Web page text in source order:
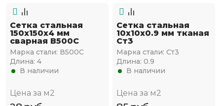
Сетка стальная
150х150х4 мм
сварная В500С
Марка стали: В500С
Длина: 4
В наличии
Цена за м2
Сетка стальная
10х10х0.9 мм тканая
Ст3
Марка стали: Ст3
Длина: 0.9
В наличии
Цена за м2